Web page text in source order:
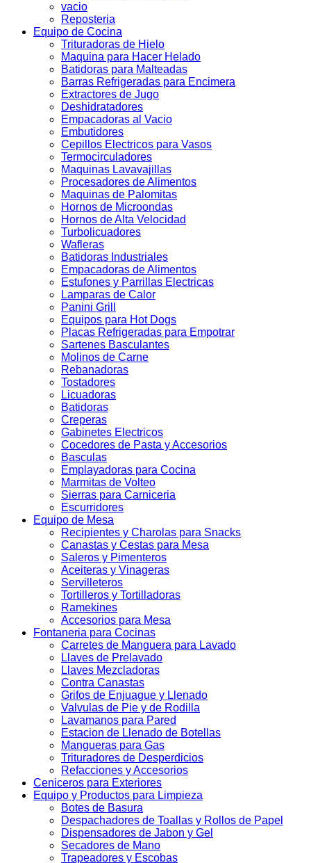
vacio
Reposteria
Equipo de Cocina
Trituradoras de Hielo
Maquina para Hacer Helado
Batidoras para Malteadas
Barras Refrigeradas para Encimera
Extractores de Jugo
Deshidratadores
Empacadoras al Vacio
Embutidores
Cepillos Electricos para Vasos
Termocirculadores
Maquinas Lavavajillas
Procesadores de Alimentos
Maquinas de Palomitas
Hornos de Microondas
Hornos de Alta Velocidad
Turbolicuadores
Wafleras
Batidoras Industriales
Empacadoras de Alimentos
Estufones y Parrillas Electricas
Lamparas de Calor
Panini Grill
Equipos para Hot Dogs
Placas Refrigeradas para Empotrar
Sartenes Basculantes
Molinos de Carne
Rebanadoras
Tostadores
Licuadoras
Batidoras
Creperas
Gabinetes Electricos
Cocedores de Pasta y Accesorios
Basculas
Emplayadoras para Cocina
Marmitas de Volteo
Sierras para Carniceria
Escurridores
Equipo de Mesa
Recipientes y Charolas para Snacks
Canastas y Cestas para Mesa
Saleros y Pimenteros
Aceiteras y Vinageras
Servilleteros
Tortilleros y Tortilladoras
Ramekines
Accesorios para Mesa
Fontaneria para Cocinas
Carretes de Manguera para Lavado
Llaves de Prelavado
Llaves Mezcladoras
Contra Canastas
Grifos de Enjuague y Llenado
Valvulas de Pie y de Rodilla
Lavamanos para Pared
Estacion de Llenado de Botellas
Mangueras para Gas
Trituradores de Desperdicios
Refacciones y Accesorios
Ceniceros para Exteriores
Equipo y Productos para Limpieza
Botes de Basura
Despachadores de Toallas y Rollos de Papel
Dispensadores de Jabon y Gel
Secadores de Mano
Trapeadores y Escobas